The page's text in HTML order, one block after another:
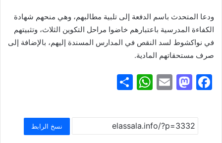
ودعا المتحدث باسم الدفعة إلى تلبية مطالبهم، وهي منحهم شهادة
الكفاءة المدرسية باعتبارهم خاضوا مراحل التكوين الثلاث، وتثبيتهم
في نواكشوط لسد النقص في المدارس المسندة إليهم، بالإضافة إلى
صرف مستحقاتهم المادية.
F
c
e
M
st
o
E
ai
l
W
at
s
ar
e
نسخ الرابط